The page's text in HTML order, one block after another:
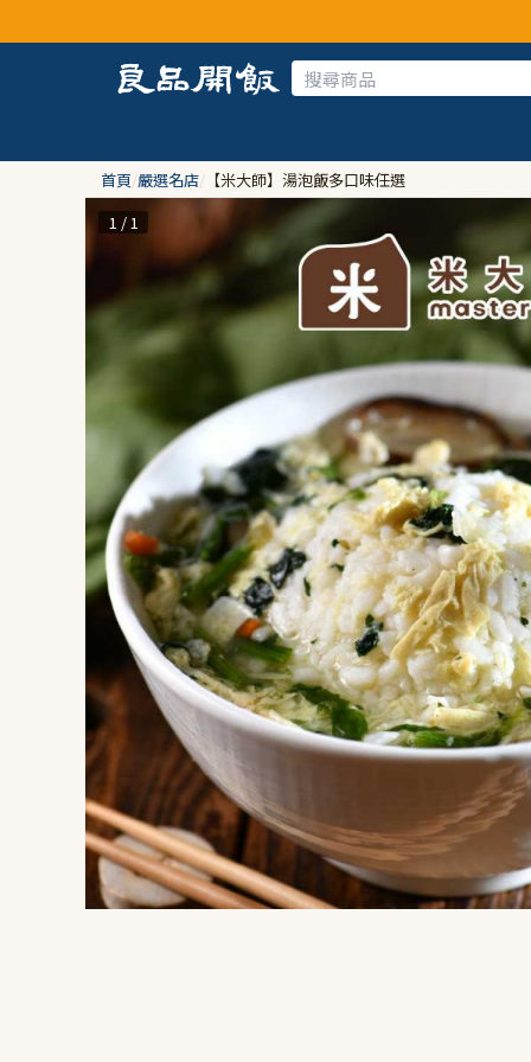
首頁/嚴選名店/ 【米大師】湯泡飯多口味任選
1 / 1